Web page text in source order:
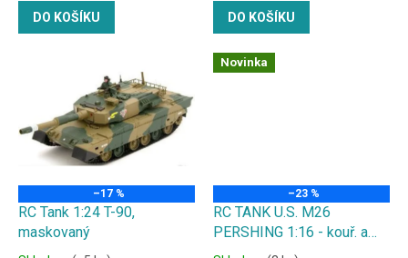
DO KOŠÍKU DO KOŠÍKU
–17 %
RC Tank 1:24 T-90,
maskovaný
Novinka
–23 %
RC TANK U.S. M26
PERSHING 1:16 - kouř. a
zvuk. efekty, střílí kuličky